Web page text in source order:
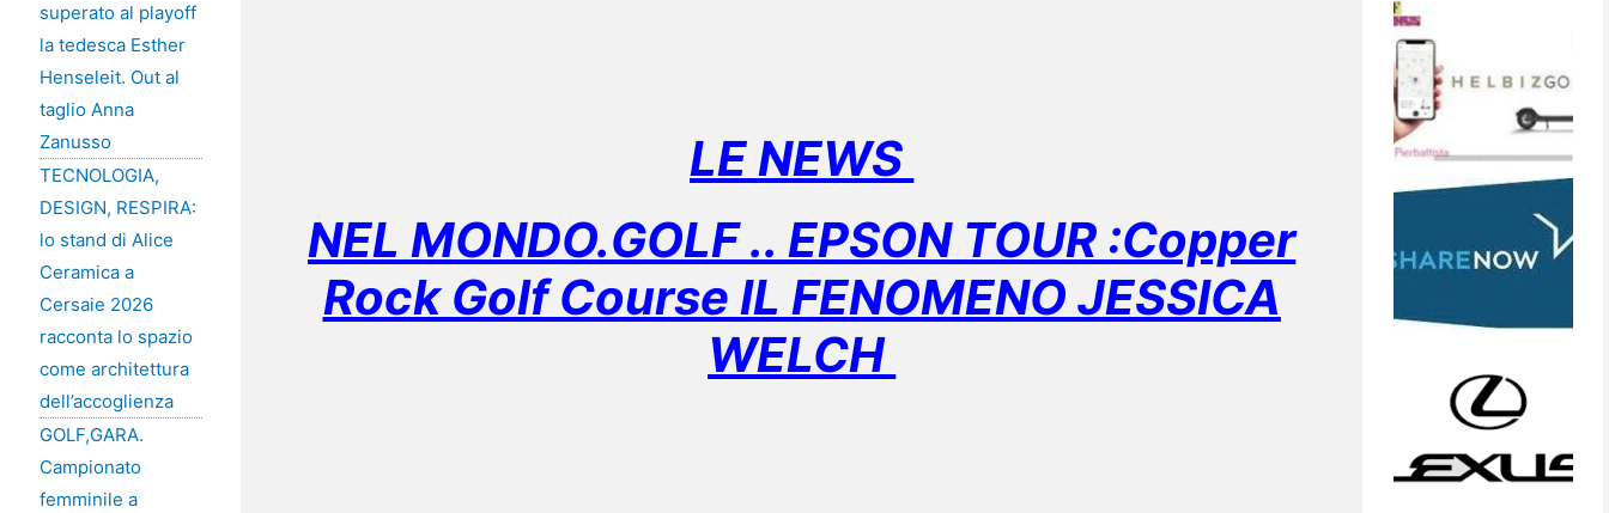
superato al playoff
la tedesca Esther
Henseleit. Out al
taglio Anna
Zanusso
TECNOLOGIA,
DESIGN, RESPIRA:
lo stand di Alice
Ceramica a
Cersaie 2026
racconta lo spazio
come architettura
dell’accoglienza
GOLF,GARA.
Campionato
femminile a
LE NEWS
NEL MONDO.GOLF .. EPSON TOUR :Copper
Rock Golf Course IL FENOMENO JESSICA
WELCH